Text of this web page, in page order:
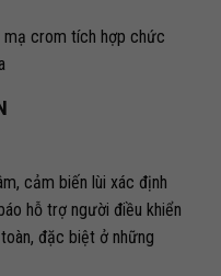
mạ crom tích hợp chức
cảm biến lùi xác định
hỗ trợ người điều khiển
đặc biệt ở những